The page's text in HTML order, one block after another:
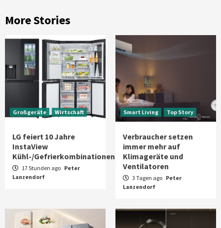
More Stories
Großgeräte Wirtschaft
LG feiert 10 Jahre
InstaView
Kühl-/Gefrierkombinationen
17 Stunden ago Peter
Lanzendorf
Smart Living Top Story
Verbraucher setzen
immer mehr auf
Klimageräte und
Ventilatoren
3 Tagen ago Peter
Lanzendorf